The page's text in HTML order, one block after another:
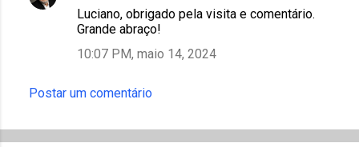
Luciano, obrigado pela visita e comentário.
Grande abraço!
10:07 PM, maio 14, 2024
Postar um comentário